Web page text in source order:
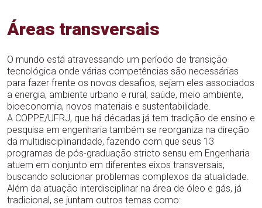
Áreas transversais
O mundo está atravessando um período de transição
tecnológica onde várias competências são necessárias
para fazer frente os novos desafios, sejam eles associados
a energia, ambiente urbano e rural, saúde, meio ambiente,
bioeconomia, novos materiais e sustentabilidade.
A COPPE/UFRJ, que há décadas já tem tradição de ensino e
pesquisa em engenharia também se reorganiza na direção
da multidisciplinaridade, fazendo com que seus 13
programas de pós-graduação stricto sensu em Engenharia
atuem em conjunto em diferentes eixos transversais,
buscando solucionar problemas complexos da atualidade.
Além da atuação interdisciplinar na área de óleo e gás, já
tradicional, se juntam outros temas como: